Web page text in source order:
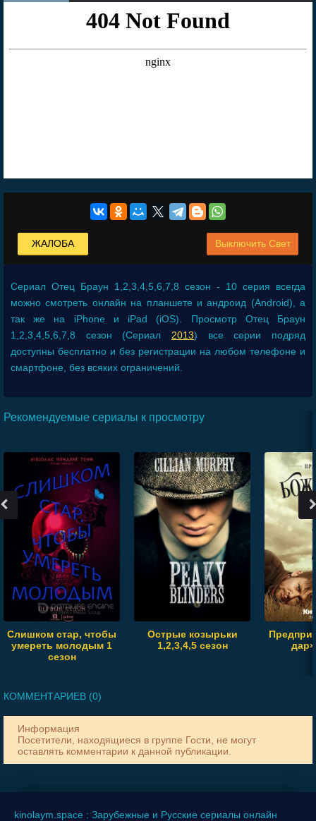
Выключить Свет
ЖАЛОБА
Сериал Отец Браун 1,2,3,4,5,6,7,8 сезон - 10 серия всегда
можно смотреть онлайн на планшете и андроид (Android), а
так же на iPhone и iPad (iOS). Просмотр Отец Браун
1,2,3,4,5,6,7,8 сезон (Сериал 2013) все серии подряд
доступны бесплатно и без регистрации на любом телефоне и
смартфоне, без всяких ограничений.
Рекомендуемые сериалы к просмотру
Слишком стар, чтобы
умереть молодым 1
сезон
Острые козырьки
1,2,3,4,5 сезон
КОММЕНТАРИЕВ (0)
Информация
Посетители, находящиеся в группе Гости, не могут
оставлять комментарии к данной публикации.
kinolaym.space : Зарубежные и Русские сериалы онлайн